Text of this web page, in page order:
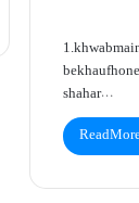
1. khwab
bekhauf
shahar…
Read